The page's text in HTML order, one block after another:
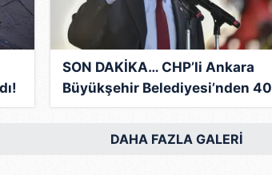
SON DAKİKA… CHP’li Ankara
Büyükşehir Belediyesi’nden 40
milyon TL’lik kamu zararı!
Faiziyle birlikte talep edildi…
DAHA FAZLA GALERİ